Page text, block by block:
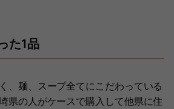
た1品
、麺、スープ全てにこだわっている
県の人がケースで購入して他県に住